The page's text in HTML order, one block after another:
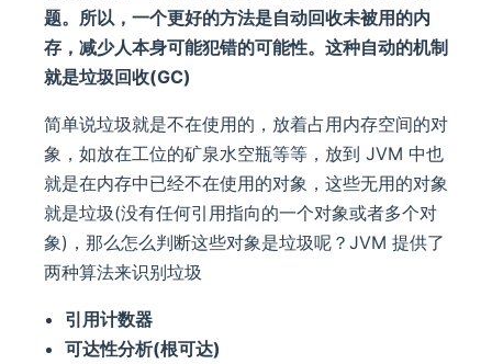
题。所以，一个更好的方法是自动回收未被用的内
存，减少人本身可能犯错的可能性。这种自动的机制
就是垃圾回收(GC)
简单说垃圾就是不在使用的，放着占用内存空间的对
象，如放在工位的矿泉水空瓶等等，放到 JVM 中也
就是在内存中已经不在使用的对象，这些无用的对象
就是垃圾(没有任何引用指向的一个对象或者多个对
象)，那么怎么判断这些对象是垃圾呢？JVM 提供了
两种算法来识别垃圾
引用计数器
可达性分析(根可达)